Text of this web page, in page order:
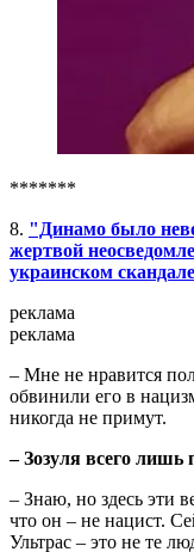
*******
8. "Динамо было
жертвой
украинском
реклама
реклама
– Мне не нравится
обвинили его в
никогда не примут.
– Зозуля всего лишь
– Знаю, но здесь эти
что он – не нацист.
Ультрас – это не те